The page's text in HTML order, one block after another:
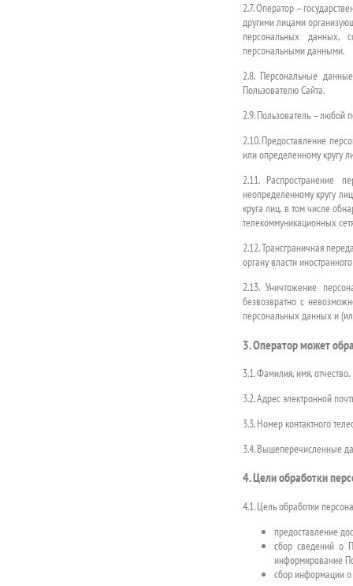
2.7. Оператор –
другими лицами
персональных данных,
персональными данными.
2.8. Персональные
Пользователю Сайта.
2.9. Пользователь – любой
2.10. Предоставление
или определенному кругу
2.11. Распространение
неопределенному кругу
круга лиц, в том числе
телекоммуникационных
2.12. Трансграничная
органу власти
2.13. Уничтожение
безвозвратно с
персональных данных и
3. Оператор может
3.1. Фамилия, имя, отчество.
3.2. Адрес электронной
3.3. Номер контактного
3.4. Вышеперечисленные
4. Цели обработки
4.1. Цель обработки
предоставление
сбор сведений о
информирование
сбор информации о